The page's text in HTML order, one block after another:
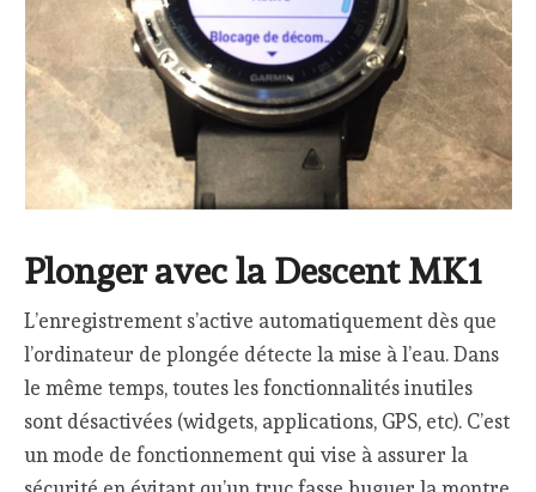
Plonger avec la Descent MK1
L’enregistrement s’active automatiquement dès que
l’ordinateur de plongée détecte la mise à l’eau. Dans
le même temps, toutes les fonctionnalités inutiles
sont désactivées (widgets, applications, GPS, etc). C’est
un mode de fonctionnement qui vise à assurer la